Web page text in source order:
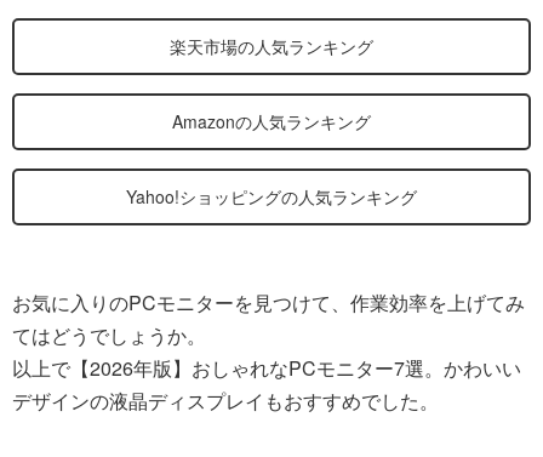
楽天市場の人気ランキング
Amazonの人気ランキング
Yahoo!ショッピングの人気ランキング
お気に入りのPCモニターを見つけて、作業効率を上げてみ
てはどうでしょうか。
以上で【2026年版】おしゃれなPCモニター7選。かわいい
デザインの液晶ディスプレイもおすすめでした。